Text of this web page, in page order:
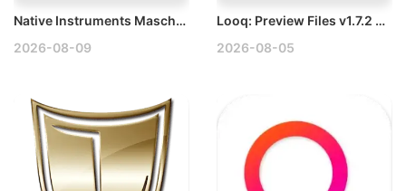
Native Instruments Maschine v3.6.0 Mac音频制作工具破解版
2026-08-09
Looq: Preview Files v1.7.2 Mac文件预览破解版
2026-08-05